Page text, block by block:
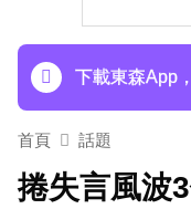
下載東森App
首頁 話題
捲失言風波